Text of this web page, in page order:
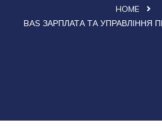
HOME
BAS ЗАРПЛАТА ТА